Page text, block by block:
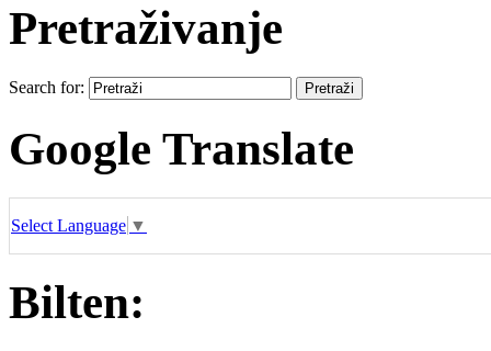
Pretraživanje
Search for:
Google Translate
Select Language ▼
Bilten: